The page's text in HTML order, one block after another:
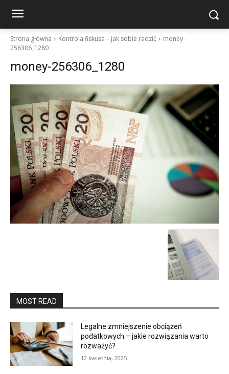
Strona główna Kontrola fiskusa – jak sobie radzić
money-
256306_1280
money-256306_1280
MOST READ
Legalne zmniejszenie obciążeń
podatkowych – jakie rozwiązania warto
rozważyć?
12 kwietnia, 2025